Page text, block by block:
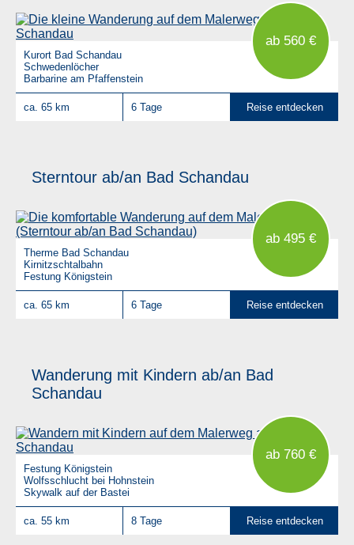
Kurort Bad Schandau
Schwedenlöcher
Barbarine am Pfaffenstein
ab 560 €
ca. 65 km 6 Tage Reise entdecken
Sterntour ab/an Bad Schandau
Therme Bad Schandau
Kirnitzschtalbahn
Festung Königstein
ab 495 €
ca. 65 km 6 Tage Reise entdecken
Wanderung mit Kindern ab/an Bad
Schandau
Festung Königstein
Wolfsschlucht bei Hohnstein
Skywalk auf der Bastei
ab 760 €
ca. 55 km 8 Tage Reise entdecken